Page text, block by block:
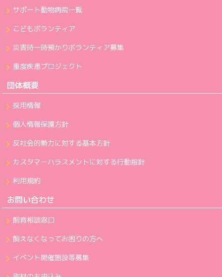
サポート動物病院一覧
こどもボランティア
災害時一時預かりボランティア募集
重度疾患プロジェクト
団体概要
採用情報
個人情報保護方針
反社会的勢力に対する基本方針
カスタマーハラスメントに対する行動指針
利用規約
お問い合わせ
飼育相談窓口
飼えなくなってお困りの方へ
イベント開催施設等募集